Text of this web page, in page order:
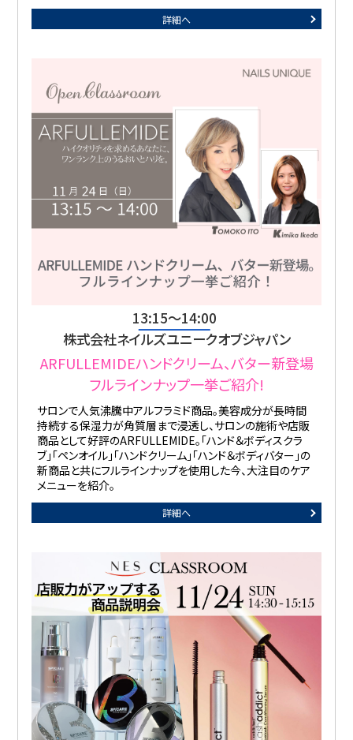
詳細へ
13:15〜14:00
株式会社ネイルズユニークオブジャパン
ARFULLEMIDEハンドクリーム、バター新登場
フルラインナップ一挙ご紹介!
サロンで人気沸騰中アルフラミド商品。美容成分が長時間
持続する保湿力が角質層まで浸透し、サロンの施術や店販
商品として好評のARFULLEMIDE。「ハンド＆ボディスクラ
ブ」「ペンオイル」「ハンドクリーム」「ハンド＆ボディバター」の
新商品と共にフルラインナップを使用した今、大注目のケア
メニューを紹介。
詳細へ